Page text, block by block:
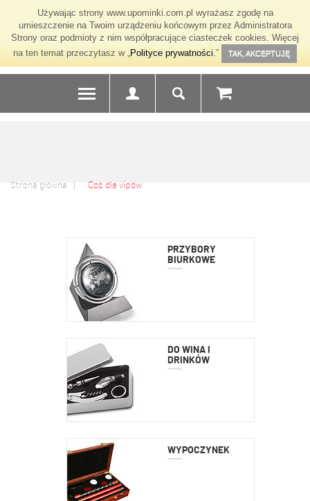
Używając strony www.upominki.com.pl wyrażasz zgodę na
umieszczenie na Twoim urządzeniu końcowym przez Administratora
Strony oraz podmioty z nim współpracujące ciasteczek cookies. Więcej
na ten temat przeczytasz w „Polityce prywatności.” TAK, AKCEPTUJĘ
Strona główna Coś dla vipów
PRZYBORY
BIURKOWE
DO WINA I
DRINKÓW
WYPOCZYNEK